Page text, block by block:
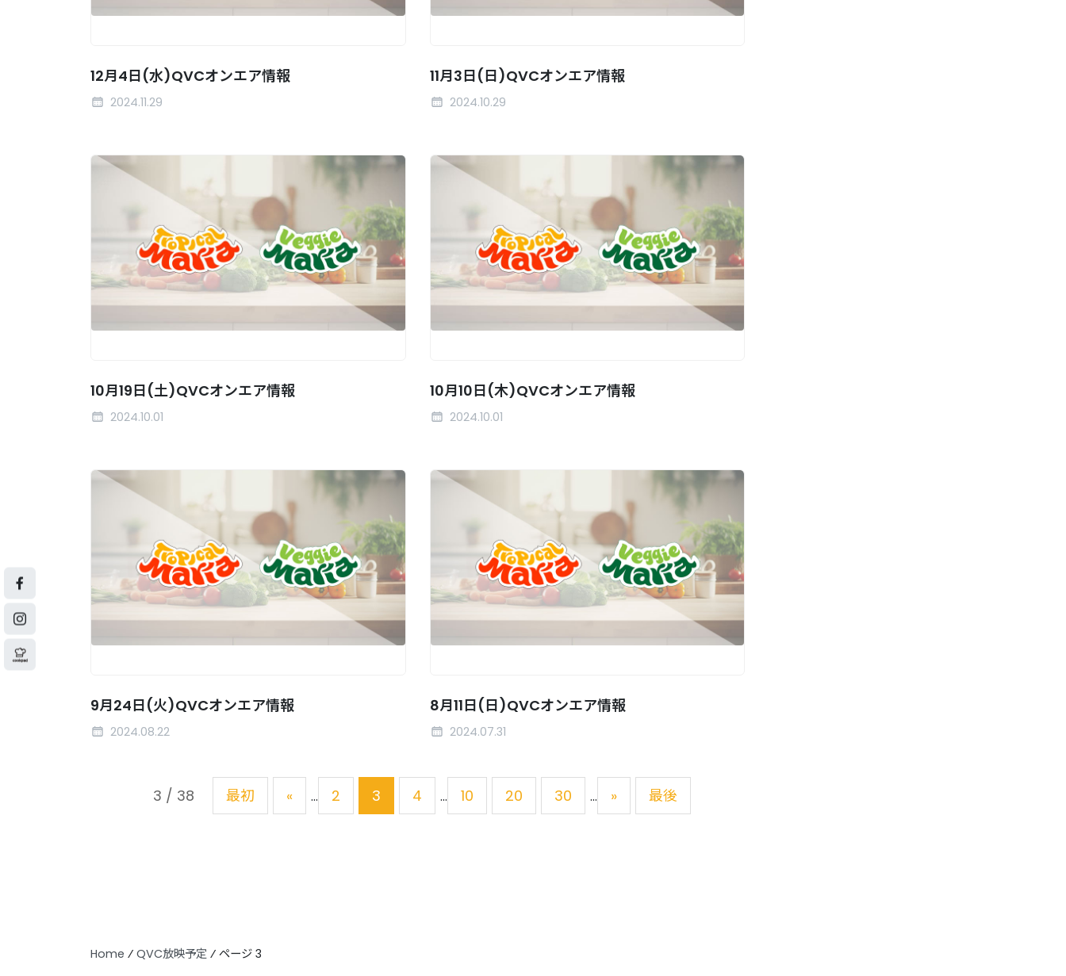
12月4日(水)QVCオンエア情報
2024.11.29
11月3日(日)QVCオンエア情報
2024.10.29
10月19日(土)QVCオンエア情報
2024.10.01
10月10日(木)QVCオンエア情報
2024.10.01
9月24日(火)QVCオンエア情報
2024.08.22
8月11日(日)QVCオンエア情報
2024.07.31
3 / 38 最初 « ... 2 3 4 ... 10 20 30 ... » 最後
Home ⁄ QVC放映予定 ⁄ ページ 3